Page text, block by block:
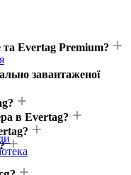
Evertag Premium?
завантаженої
в Evertag?